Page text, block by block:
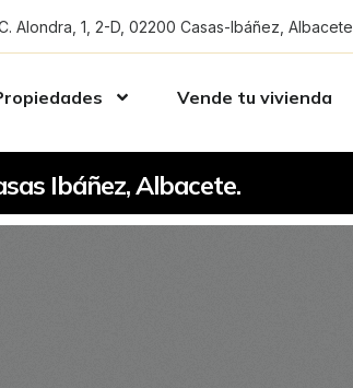
Alondra, 1, 2-D, 02200 Casas-Ibáñez, Albacete
Vende tu vivienda
Ibáñez, Albacete.